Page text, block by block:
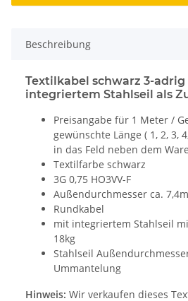
Beschreibung
Textilkabel schwarz 3-adrig
integriertem Stahlseil als
Preisangabe für 1 Meter /
gewünschte Länge ( 1, 2, 3,
in das Feld neben dem
Textilfarbe schwarz
3G 0,75 HO3VV-F
Außendurchmesser ca.
Rundkabel
mit integriertem Stahlseil
18kg
Stahlseil
Ummantelung
Hinweis: Wir verkaufen dieses